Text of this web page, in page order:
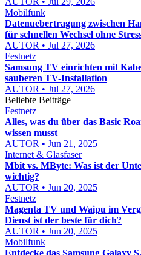
Mobilfunk
Datenuebertragung zwischen
für schnellen Wechsel ohne
AUTOR • Jul 27, 2026
Festnetz
Samsung TV einrichten mit
sauberen TV-Installation
AUTOR • Jul 27, 2026
Beliebte Beiträge
Festnetz
Alles, was du über das Basic
wissen musst
AUTOR • Jun 21, 2025
Internet & Glasfaser
Mbit vs. MByte: Was ist der
wichtig?
AUTOR • Jun 20, 2025
Festnetz
Magenta TV und Waipu im
Dienst ist der beste für dich?
AUTOR • Jun 20, 2025
Mobilfunk
Entdecke das Samsung Galaxy